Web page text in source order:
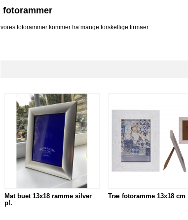
fotorammer
vores fotorammer kommer fra mange forskellige firmaer.
Mat buet 13x18 ramme silver
pl.
Træ fotoramme 13x18 cm